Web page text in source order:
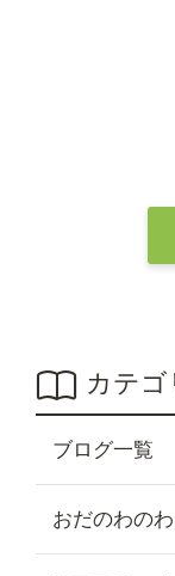
カテゴ
ブログ一覧
おだのわの